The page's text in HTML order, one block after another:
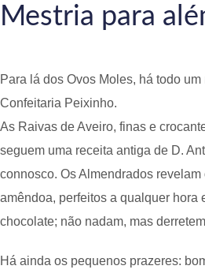
Mestria para
Para lá dos Ovos Moles, há todo
Confeitaria Peixinho.
As Raivas de Aveiro, finas e
seguem uma receita antiga de D.
connosco. Os Almendrados
amêndoa, perfeitos a qualquer hora
chocolate; não nadam, mas
Há ainda os pequenos prazeres: